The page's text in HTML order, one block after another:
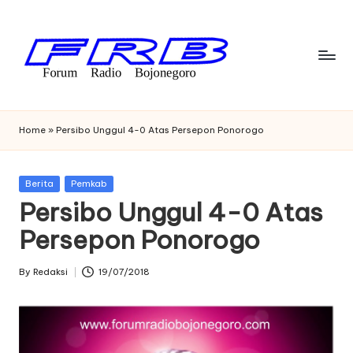
content
F
o
r
u
m
R
a
di
Bojonegoro
Home » Persibo Unggul 4-0 Atas Persepon Ponorogo
Posted
Berita Pemkab
Persibo Unggul 4-0 Atas
Persepon Ponorogo
Posted
By Redaksi 19/07/2018